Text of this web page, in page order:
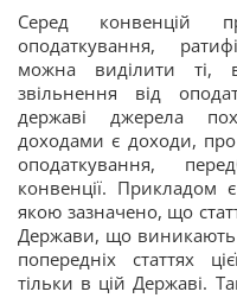
Серед конвенцій
оподаткування,
можна виділити
звільнення від
державі джерела
доходами є доходи, про
оподаткування,
конвенції. Прикладом
якою зазначено, що
Держави, що виникають
попередніх статтях
тільки в цій Державі.